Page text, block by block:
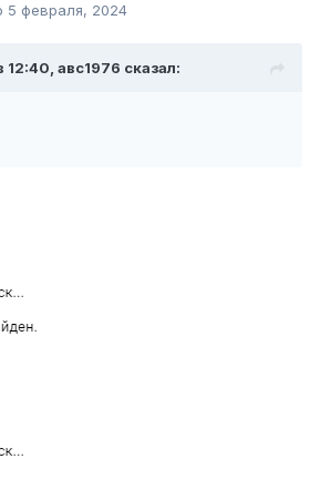
5 февраля, 2024
12:40, авс1976 сказал: